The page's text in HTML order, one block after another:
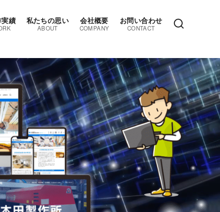
績 私たちの思い
ABOUT
会社概要
COMPANY
お問い合わせ
CONTACT